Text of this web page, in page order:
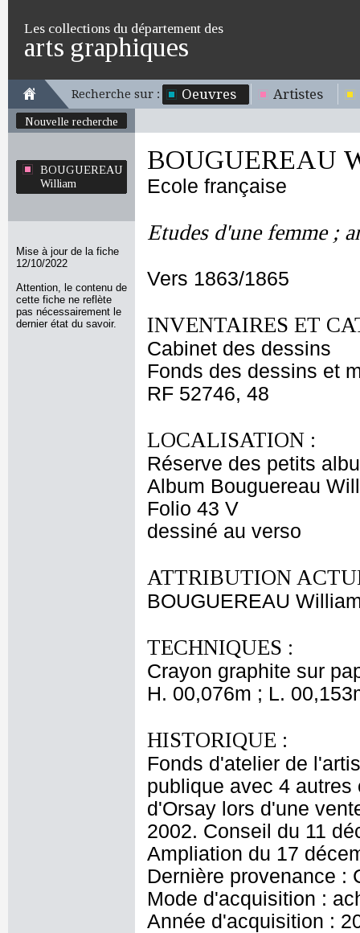
Les collections du département des
arts graphiques
Recherche sur : Oeuvres Artistes
Nouvelle recherche
BOUGUEREAU
William
Mise à jour de la fiche
12/10/2022
Attention, le contenu de
cette fiche ne reflète
pas nécessairement le
dernier état du savoir.
BOUGUEREAU
Ecole française
Etudes d'une femme ;
Vers 1863/1865
INVENTAIRES ET
Cabinet des dessins
Fonds des dessins et
RF 52746, 48
LOCALISATION :
Réserve des petits
Album Bouguereau
Folio 43 V
dessiné au verso
ATTRIBUTION
BOUGUEREAU
TECHNIQUES :
Crayon graphite sur
H. 00,076m ; L.
HISTORIQUE :
Fonds d'atelier de
publique avec 4
d'Orsay lors d'une
2002. Conseil du 11
Ampliation du 17
Dernière provenance :
Mode d'acquisition :
Année d'acquisition :